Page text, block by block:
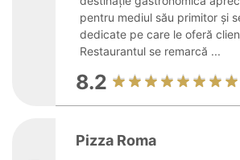
pentru mediul său primitor și
dedicate pe care le oferă
Restaurantul se remarcă ...
8.2
Pizza Roma